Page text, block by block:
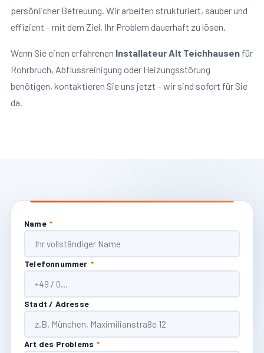
persönlicher Betreuung. Wir arbeiten strukturiert, sauber und
effizient – mit dem Ziel, Ihr Problem dauerhaft zu lösen.
Wenn Sie einen erfahrenen Installateur Alt Teichhausenfür
Rohrbruch, Abflussreinigung oder Heizungsstörung
benötigen, kontaktieren Sie uns jetzt – wir sind sofort für Sie
da.
Name *
Telefonnummer *
Stadt / Adresse
Art des Problems *